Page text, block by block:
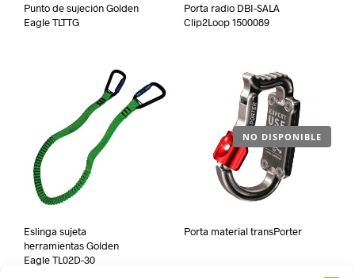
Punto de sujeción Golden
Eagle TLTTG
Porta radio DBI-SALA
Clip2Loop 1500089
Eslinga sujeta
herramientas Golden
Eagle TL02D-30
NO DISPONIBLE
Porta material transPorter